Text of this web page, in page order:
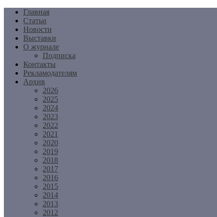
Перейти
содержимому
Главная
Статьи
Новости
Выставки
О журнале
Подписка
Контакты
Рекламодателям
Архив
2026
2025
2024
2023
2022
2021
2020
2019
2018
2017
2016
2015
2014
2013
2012